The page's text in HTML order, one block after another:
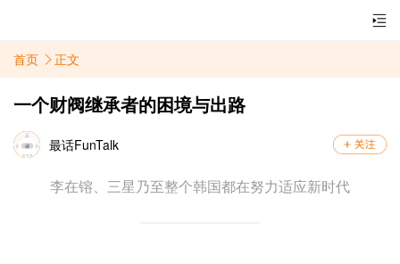
首页 正文
一个财阀继承者的困境与出路
最话FunTalk
李在镕、三星乃至整个韩国都在努力适应新时代